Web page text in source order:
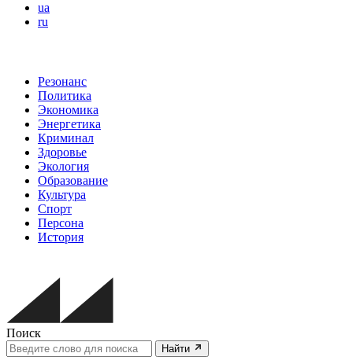
ua
ru
Резонанс
Политика
Экономика
Энергетика
Криминал
Здоровье
Экология
Образование
Культура
Спорт
Персона
История
Поиск
Найти